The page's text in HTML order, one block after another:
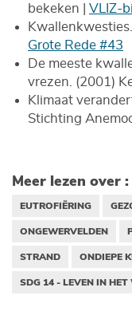
bekeken | VLIZ-
Grote Rede #43
De meeste
vrezen. (2001)
Klimaat
Stichting
Meer lezen over :
EUTROFIËRING
ONGEWERVELDEN
STRAND
ONDIEPE
SDG 14 - LEVEN IN HET